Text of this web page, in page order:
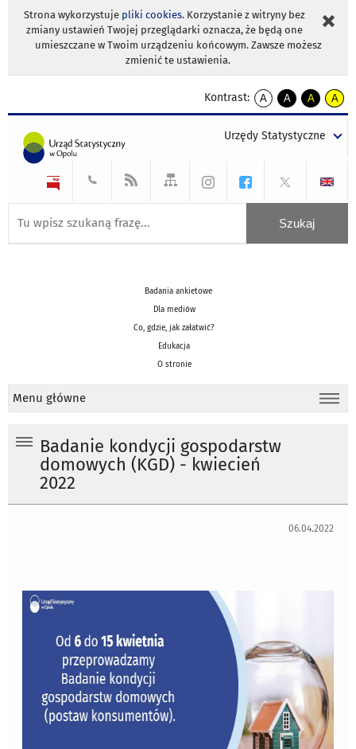
Strona wykorzystuje pliki cookies. Korzystanie z witryny bez
zmiany ustawień Twojej przeglądarki oznacza, że będą one
umieszczane w Twoim urządzeniu końcowym. Zawsze możesz
zmienić te ustawienia.
Kontrast:
A
kontrast
A
kontrast
tekst
czarnym
A
kontrast
tekst
czarnym
A
tekst
żółtym
Urzędy Statystyczne
Badania ankietowe
Dla mediów
Co, gdzie, jak załatwić?
Edukacja
O stronie
Menu główne
Badanie kondycji gospodarstw
domowych (KGD) - kwiecień
2022
06.04.2022